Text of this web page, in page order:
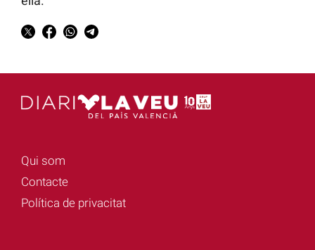
Qui som
Contacte
Política de privacitat